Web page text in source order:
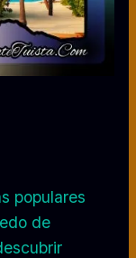
populares
de